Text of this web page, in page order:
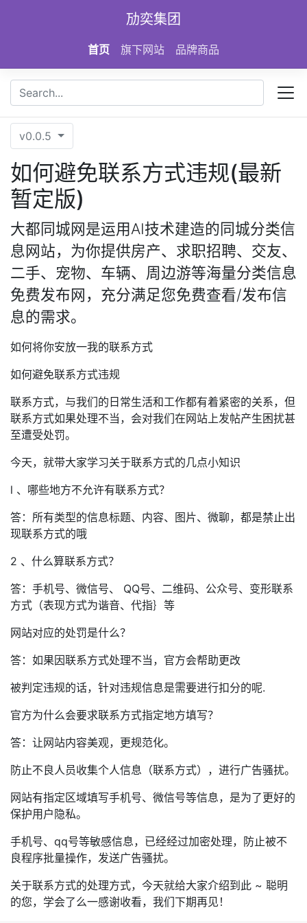
Skip to main content劢奕集团
首页 旗下网站 品牌商品
v0.0.5
如何避免联系方式违规(最新
暂定版)
大都同城网是运用AI技术建造的同城分类信
息网站，为你提供房产、求职招聘、交友、
二手、宠物、车辆、周边游等海量分类信息
免费发布网，充分满足您免费查看/发布信
息的需求。
如何将你安放一我的联系方式
如何避免联系方式违规
联系方式，与我们的日常生活和工作都有着紧密的关系，但
联系方式如果处理不当，会对我们在网站上发帖产生困扰甚
至遭受处罚。
今天，就带大家学习关于联系方式的几点小知识
l 、哪些地方不允许有联系方式？
答：所有类型的信息标题、内容、图片、微聊，都是禁止出
现联系方式的哦
2 、什么算联系方式？
答：手机号、微信号、 QQ号、二维码、公众号、变形联系
方式（表现方式为谐音、代指｝等
网站对应的处罚是什么？
答：如果因联系方式处理不当，官方会帮助更改
被判定违规的话，针对违规信息是需要进行扣分的呢.
官方为什么会要求联系方式指定地方填写？
答：让网站内容美观，更规范化。
防止不良人员收集个人信息（联系方式），进行广告骚扰。
网站有指定区域填写手机号、微信号等信息，是为了更好的
保护用户隐私。
手机号、qq号等敏感信息，已经经过加密处理，防止被不
良程序批量操作，发送广告骚扰。
关于联系方式的处理方式，今天就给大家介绍到此 ~ 聪明
的您，学会了么一感谢收看，我们下期再见！